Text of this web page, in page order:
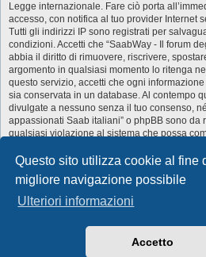
Questo sito utilizza cookie al fine
migliore navigazione possibile
Ulteriori informazioni
Accetto
Legge internazionale. Fare ciò porta
accesso, con notifica al tuo provider Internet
Tutti gli indirizzi IP sono registrati per
condizioni. Accetti che “SaabWay - Il forum
abbia il diritto di rimuovere, riscrivere,
argomento in qualsiasi momento lo ritenga
questo servizio, accetti che ogni
sia conservata in un database. Al contempo
divulgate a nessuno senza il tuo consenso,
appassionati Saab italiani” o phpBB sono da
qualsiasi violazione al sistema che possa
SaabWay Club Indice
GTA
phpBB® Forum